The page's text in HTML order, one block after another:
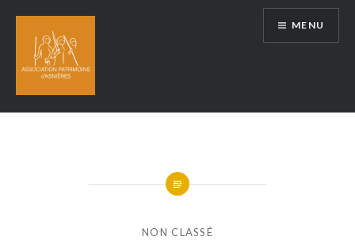
contenu
MENU
NON CLASSÉ